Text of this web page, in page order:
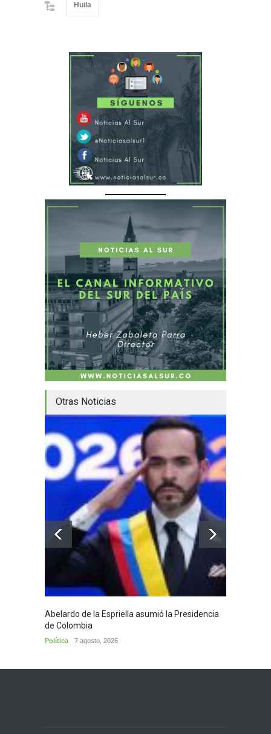
Huila
Otras Noticias
Abelardo de la Espriella asumió la Presidencia
de Colombia
Política 7 agosto, 2026